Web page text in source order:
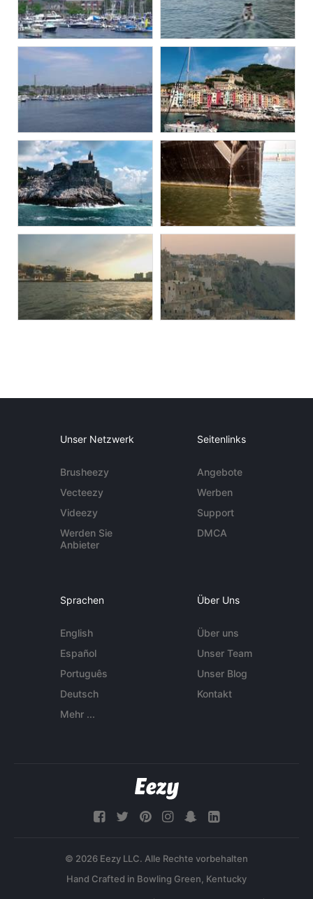
Unser Netzwerk
Brusheezy
Vecteezy
Videezy
Werden Sie
Anbieter
Seitenlinks
Angebote
Werben
Support
DMCA
Sprachen
English
Español
Português
Deutsch
Mehr ...
Über Uns
Über uns
Unser Team
Unser Blog
Kontakt
© 2026 Eezy LLC. Alle Rechte vorbehalten